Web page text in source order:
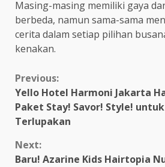
Masing-masing memiliki gaya
berbeda, namun sama-sama
cerita dalam setiap pilihan
kenakan.
Continue
Reading
Previous:
Yello Hotel Harmoni Jakarta
Paket Stay! Savor! Style!
Terlupakan
Next:
Baru! Azarine Kids Hairtopia